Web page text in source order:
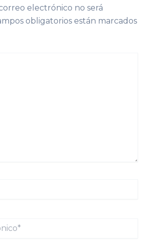
electrónico no será
obligatorios están marcados